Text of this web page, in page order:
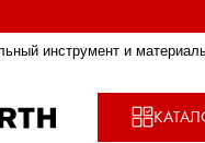
инструмент и материалы